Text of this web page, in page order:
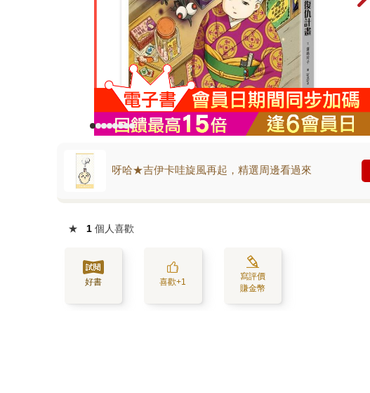
呀哈★吉伊卡哇旋風再起，精選周邊看過來
★ 1 個人喜歡
好書 喜歡+1
寫評價
賺金幣